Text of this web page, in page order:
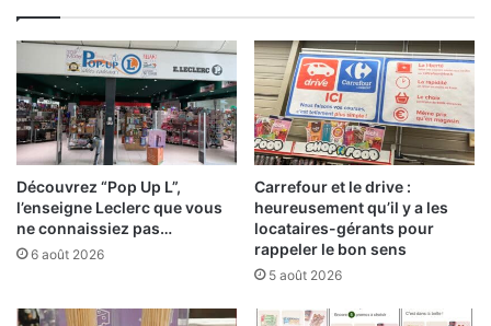
Découvrez “Pop Up L”,
l’enseigne Leclerc que vous
ne connaissiez pas…
6 août 2026
Carrefour et le drive :
heureusement qu’il y a les
locataires-gérants pour
rappeler le bon sens
5 août 2026